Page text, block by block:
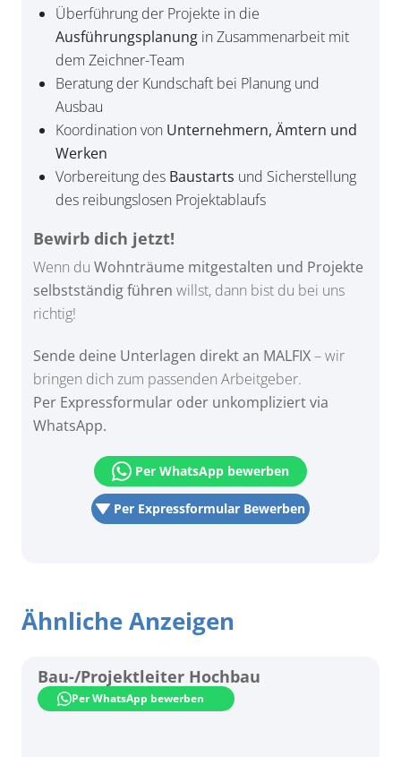
Überführung der Projekte in die
Ausführungsplanung in Zusammenarbeit mit
dem Zeichner-Team
Beratung der Kundschaft bei Planung und
Ausbau
Koordination von Unternehmern, Ämtern und
Werken
Vorbereitung des Baustarts und Sicherstellung
des reibungslosen Projektablaufs
Bewirb dich jetzt!
Wenn du Wohnträume mitgestalten und Projekte
selbstständig führen willst, dann bist du bei uns
richtig!
Sende deine Unterlagen direkt an MALFIX– wir
bringen dich zum passenden Arbeitgeber.
Per Expressformular oder unkompliziert via
WhatsApp.
Per Expressformular Bewerben
Per WhatsApp bewerben
Ähnliche Anzeigen
Bau-/Projektleiter Hochbau
Per WhatsApp bewerben